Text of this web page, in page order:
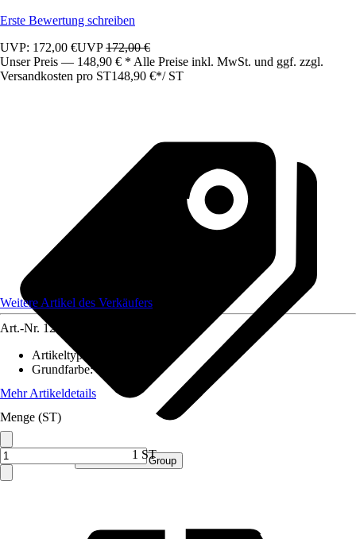
Erste Bewertung schreiben
UVP: 172,00 €UVP172,00 €
Unser Preis — 148,90 € * Alle Preise inkl. MwSt. und ggf. zzgl.
Versandkosten pro ST148,90 €*/ ST
Verkauf durch: Procommerce Group
Weitere Artikel des Verkäufers
Art.-Nr. 12583450
Artikeltyp
Grundfarbe:
Mehr Artikeldetails
Menge (ST)
1 ST